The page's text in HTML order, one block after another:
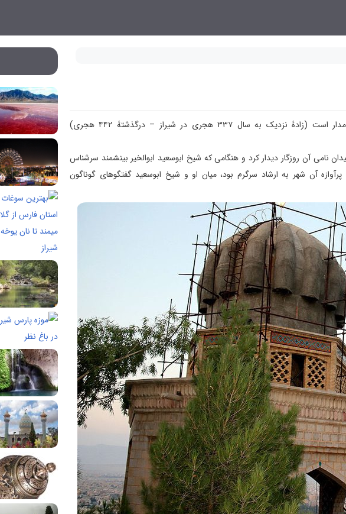
نیز نامدار است (زادهٔ نزدیک به سال ۳۳۷ هجری در شیراز – درگذشتهٔ ۴۴۲ هجری)
آن روزگار دیدار کرد و هنگامی که شیخ ابوسعید ابوالخیر بینشمند سرشناس
آن شهر به ارشاد سرگرم بود، میان او و شیخ ابوسعید گفتگوهای گوناگون